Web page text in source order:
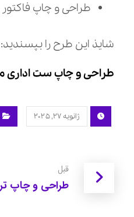
طراحی و چاپ فاکتور
شایذ این طرح را بپسندید:
طراحی و چاپ ست اداری
ژانویه ۲۷, ۲۰۲۵
قبل
طراحی و چاپ